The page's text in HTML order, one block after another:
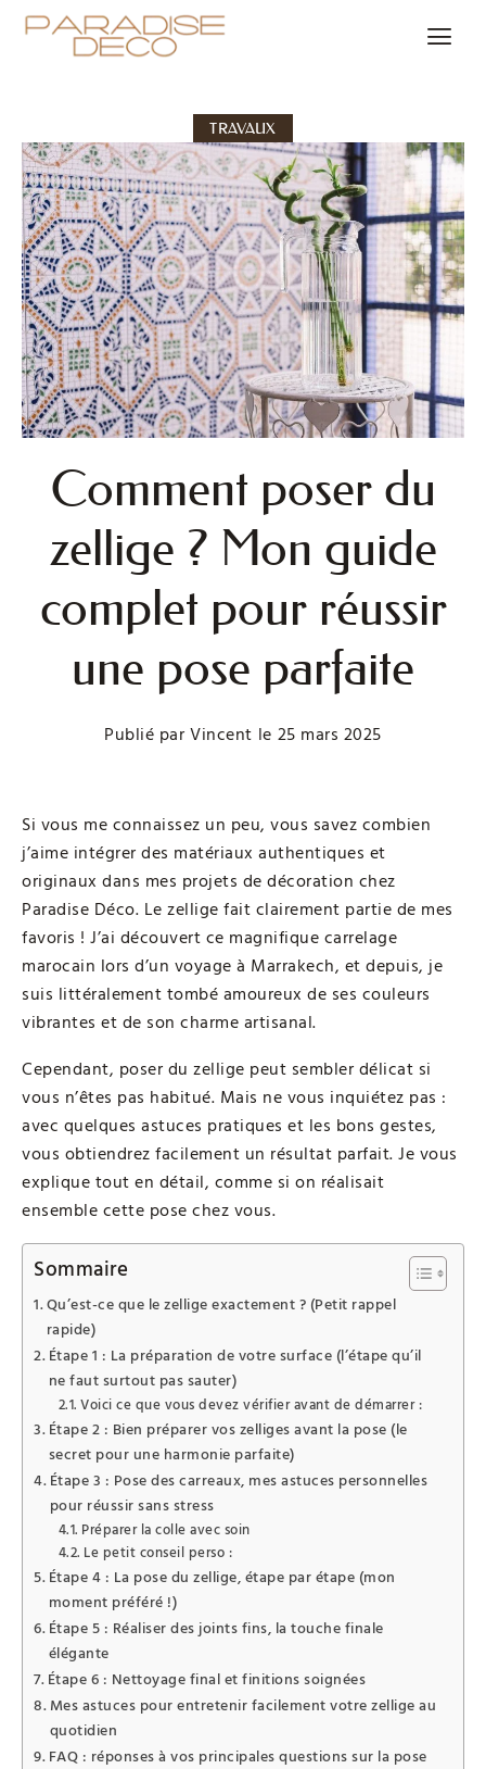
TRAVAUX
Comment poser du
zellige ? Mon guide
complet pour réussir
une pose parfaite
Publié par Vincent le 25 mars 2025
Si vous me connaissez un peu, vous savez combien
j’aime intégrer des matériaux authentiques et
originaux dans mes projets de décoration chez
Paradise Déco. Le zellige fait clairement partie de mes
favoris ! J’ai découvert ce magnifique carrelage
marocain lors d’un voyage à Marrakech, et depuis, je
suis littéralement tombé amoureux de ses couleurs
vibrantes et de son charme artisanal.
Cependant, poser du zellige peut sembler délicat si
vous n’êtes pas habitué. Mais ne vous inquiétez pas :
avec quelques astuces pratiques et les bons gestes,
vous obtiendrez facilement un résultat parfait. Je vous
explique tout en détail, comme si on réalisait
ensemble cette pose chez vous.
Sommaire
Qu’est-ce que le zellige exactement ? (Petit rappel
rapide)
Étape 1 : La préparation de votre surface (l’étape qu’il
ne faut surtout pas sauter)
Voici ce que vous devez vérifier avant de démarrer :
Étape 2 : Bien préparer vos zelliges avant la pose (le
secret pour une harmonie parfaite)
Étape 3 : Pose des carreaux, mes astuces personnelles
pour réussir sans stress
Préparer la colle avec soin
Le petit conseil perso :
Étape 4 : La pose du zellige, étape par étape (mon
moment préféré !)
Étape 5 : Réaliser des joints fins, la touche finale
élégante
Étape 6 : Nettoyage final et finitions soignées
Mes astuces pour entretenir facilement votre zellige au
quotidien
FAQ : réponses à vos principales questions sur la pose